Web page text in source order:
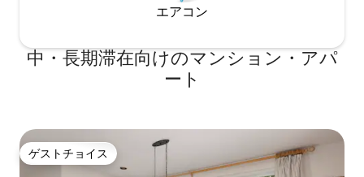
エアコン
中・長期滞在向けのマンション・アパ
ート
ゲストチョイス
ゲストチョイス